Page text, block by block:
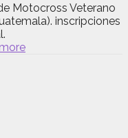
Motocross Veterano
inscripciones